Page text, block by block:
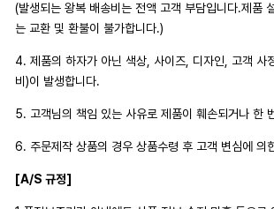
(발생되는 왕복 배송비는 전액 고객 부담입니다.제품
는 교환 및 환불이 불가합니다.)
4. 제품의 하자가 아닌 색상, 사이즈, 디자인, 고객 사
비)이 발생합니다.
5. 고객님의 책임 있는 사유로 제품이 훼손되거나 한
6. 주문제작 상품의 경우 상품수령 후 고객 변심에 의
[A/S 규정]